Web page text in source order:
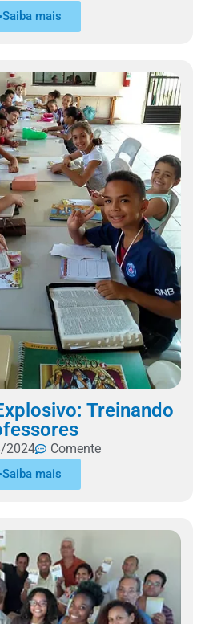
Saiba mais
Treinando
2024 Comente
Saiba mais